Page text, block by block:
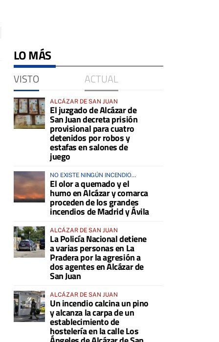
LO MÁS
VISTO ACTUAL
ALCÁZAR DE SAN JUAN
El juzgado de Alcázar de
San Juan decreta prisión
provisional para cuatro
detenidos por robos y
estafas en salones de
juego
NO EXISTE NINGÚN INCENDIO
ACTIVO EN LA COMARCA
El olor a quemado y el
humo en Alcázar y comarca
proceden de los grandes
incendios de Madrid y Ávila
ALCÁZAR DE SAN JUAN
La Policía Nacional detiene
a varias personas en La
Pradera por la agresión a
dos agentes en Alcázar de
San Juan
ALCÁZAR DE SAN JUAN
Un incendio calcina un pino
y alcanza la carpa de un
establecimiento de
hostelería en la calle Los